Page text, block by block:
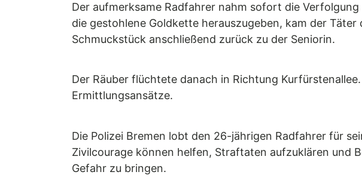
Der aufmerksame Radfahrer nahm sofort die
die gestohlene Goldkette herauszugeben, kam der
Schmuckstück anschließend zurück zu der Seniorin.
Der Räuber flüchtete danach in Richtung
Ermittlungsansätze.
Die Polizei Bremen lobt den 26-jährigen Radfahrer für
Zivilcourage können helfen, Straftaten aufzuklären und
Gefahr zu bringen.